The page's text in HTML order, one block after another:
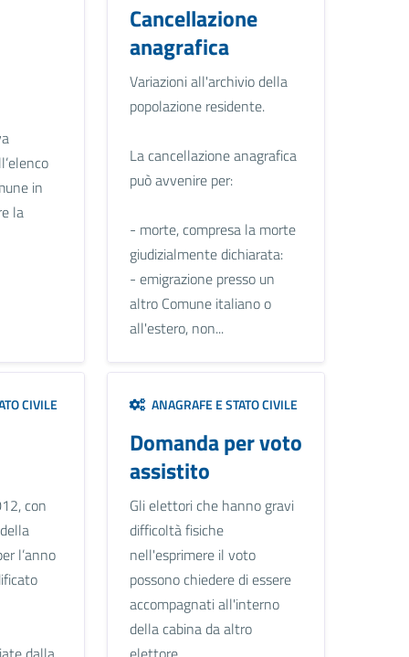
in
la
Cancellazione
anagrafica
Variazioni all'archivio della
popolazione residente.
La cancellazione anagrafica
può avvenire per:
- morte, compresa la morte
giudizialmente dichiarata:
- emigrazione presso un
altro Comune italiano o
all'estero, non...
CIVILE
con
l’anno
ANAGRAFE E STATO CIVILE
Domanda per voto
assistito
Gli elettori che hanno gravi
difficoltà fisiche
nell'esprimere il voto
possono chiedere di essere
accompagnati all'interno
della cabina da altro